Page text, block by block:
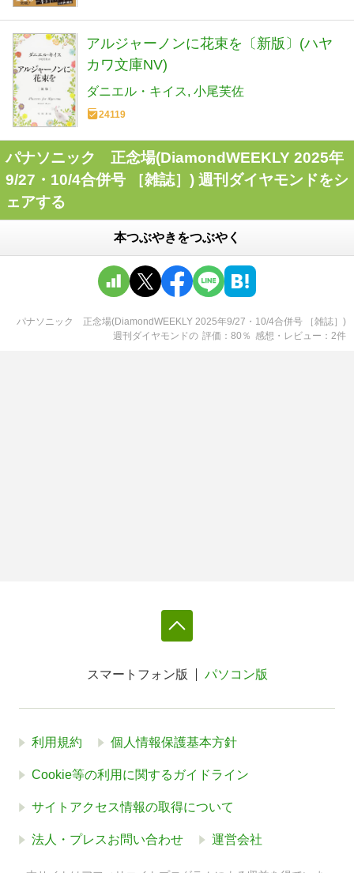
アルジャーノンに花束を〔新版〕(ハヤ
カワ文庫NV)
ダニエル・キイス 小尾芙佐
24119
パナソニック 正念場(DiamondWEEKLY 2025年
9/27・10/4合併号 ［雑誌］) 週刊ダイヤモンドをシ
ェアする
本つぶやきをつぶやく
パナソニック 正念場(DiamondWEEKLY 2025年9/27・10/4合併号 ［雑誌］)
週刊ダイヤモンドの 評価 80 ％ 感想・レビュー 2件
スマートフォン版 パソコン版
利用規約 個人情報保護基本方針
Cookie等の利用に関するガイドライン
サイトアクセス情報の取得について
法人・プレスお問い合わせ 運営会社